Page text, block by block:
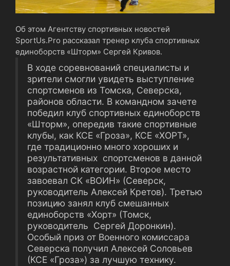
Об этом Агентству спортивных новостей
SportUs.Pro рассказал тренер клуба спортивных
единоборств «Шторм» Сергей Кривов.
В ходе соревнований специалисты и
зрители смогли увидеть выступление
спортсменов из Томска, Северска,
районов области. В командном зачете
победил клуб спортивных единоборств
«Шторм», опередив такие спортивные
клубы, как КСЕ «Гроза», КСЕ «ХОРТ»,
где традиционно много хороших и
результативных спортсменов в данной
возрастной категории. Второе место
завоевал СК «ВОИН» (Северск,
руководитель Алексей Кретов). Третью
позицию занял клуб смешанных
единоборств «Хорт» (Томск,
руководитель Сергей Доронкин).
Особый приз от Военного комиссара
Северска получил Алексей Соловьев
(КСЕ «Гроза») за лучшую технику.